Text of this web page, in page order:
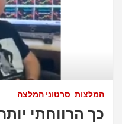
המלצות סרטוני המלצה